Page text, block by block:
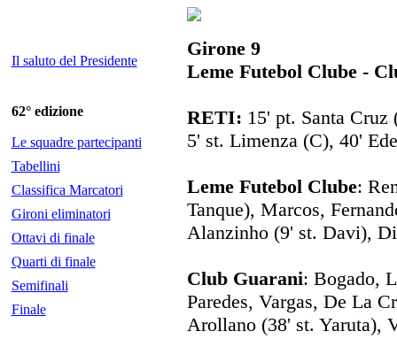
Il saluto del Presidente
62° edizione
Le squadre partecipanti
Tabellini
Classifica Marcatori
Gironi eliminatori
Ottavi di finale
Quarti di finale
Semifinali
Finale
Girone 9
Leme Futebol Clube -
RETI: 15' pt. Santa
5' st. Limenza (C), 40'
Leme Futebol Clube:
Tanque), Marcos,
Alanzinho (9' st. Davi),
Club Guarani: Bogado,
Paredes, Vargas, De La
Arollano (38' st. Yaruta),